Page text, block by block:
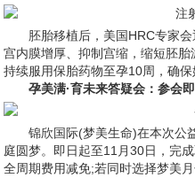
胚胎移植后，美国HRC专家
宫内膜增厚、抑制宫缩，缩短胚
持续服用保胎药物至孕10周，确保
孕美满·育未来答疑会：参会
锦欣国际(梦美生命)在本次公
庭圆梦。即日起至11月30日，完
全周期费用减免;若同时选择梦美